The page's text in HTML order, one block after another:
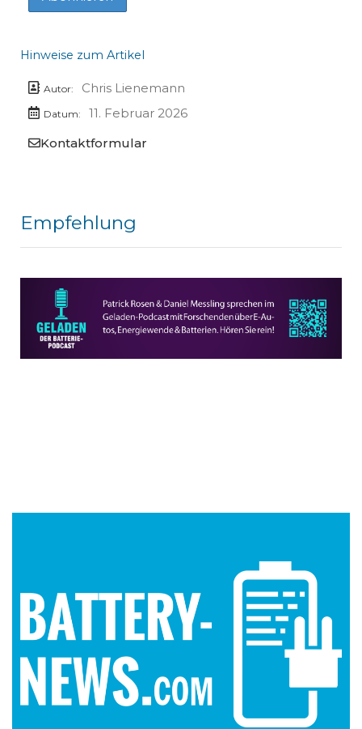
Hinweise zum Artikel
Autor: Chris Lienemann
Datum:
11. Februar 2026
Kontaktformular
Empfehlung